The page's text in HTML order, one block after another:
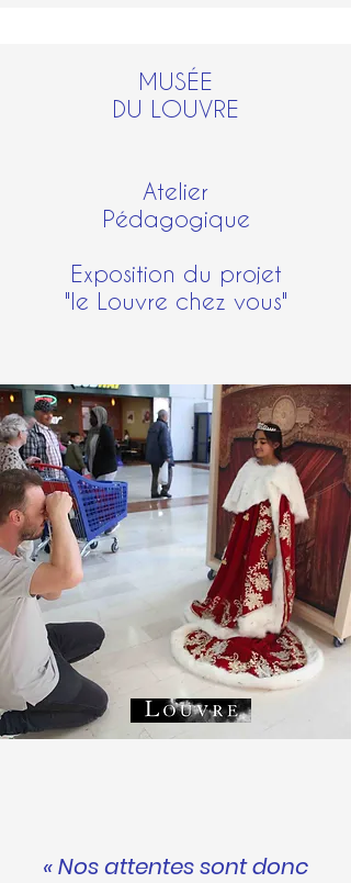
MUSÉE
DU LOUVRE
Atelier
Pédagogique
Exposition du projet
"le Louvre chez vous"
« Nos attentes sont donc